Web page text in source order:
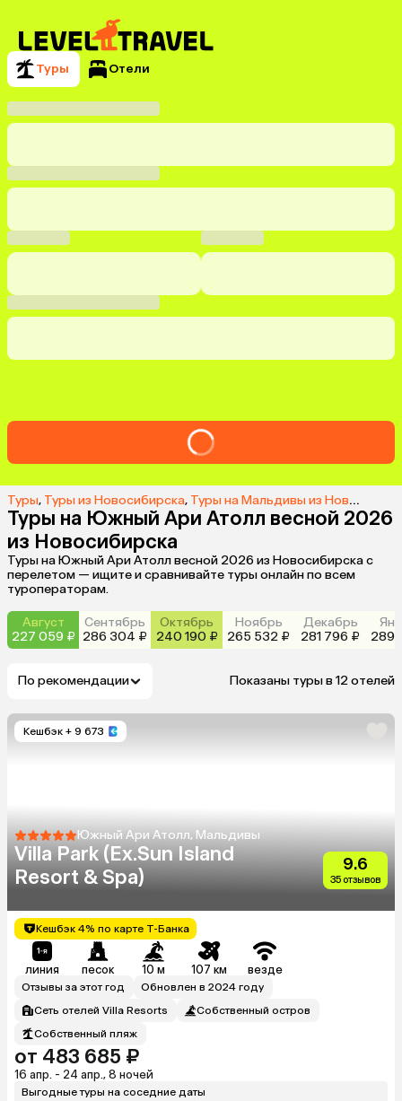
Туры Отели
Туры, Туры из Новосибирска, Туры на Мальдивы из Новосибирска
Туры на Южный Ари Атолл весной 2026
из Новосибирска
Туры на Южный Ари Атолл весной 2026 из Новосибирска с
перелетом — ищите и сравнивайте туры онлайн по всем
туроператорам.
Август
227 059 ₽
Сентябрь
286 304 ₽
Октябрь
240 190 ₽
Ноябрь
265 532 ₽
Декабрь
281 796 ₽
289
По рекомендации Показаны туры в 12 отелей
Кешбэк + 9 673
Южный Ари Атолл, Мальдивы
Villa Park (Ex.Sun Island
Resort & Spa)
9.6
35 отзывов
Кешбэк 4% по карте Т-Банка
линия песок 10 м 107 км везде
Отзывы за этот год
Обновлен в 2024 году
Сеть отелей Villa Resorts
Собственный остров
Собственный пляж
от 483 685 ₽
16 апр. - 24 апр., 8 ночей
Выгодные туры на соседние даты